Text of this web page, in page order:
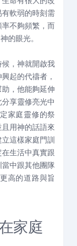
軟弱的時刻需
不夠頻繁，而
的眼光。
，神就開啟我
起的代禱者，
，他能夠延伸
享靈修亮光中
家庭靈修的祭
用神的話語來
這樣家庭門訓
生活中真實跟
中跟其他團隊
高的道路與旨
家庭